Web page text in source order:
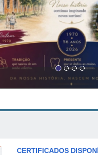
Anais Revista PET
CERTIFICADOS